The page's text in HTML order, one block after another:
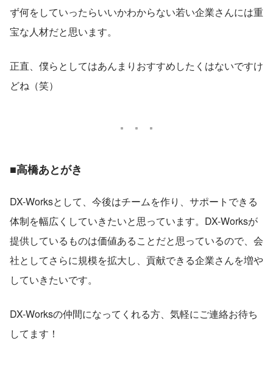
ず何をしていったらいいかわからない若い企業さんには重
宝な人材だと思います。
正直、僕らとしてはあんまりおすすめしたくはないですけ
どね（笑）
■高橋あとがき
DX-Worksとして、今後はチームを作り、サポートできる
体制を幅広くしていきたいと思っています。DX-Worksが
提供しているものは価値あることだと思っているので、会
社としてさらに規模を拡大し、貢献できる企業さんを増や
していきたいです。
DX-Worksの仲間になってくれる方、気軽にご連絡お待ち
してます！